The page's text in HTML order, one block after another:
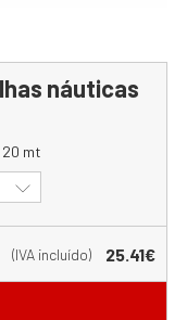
náuticas
mt
(IVA incluído) 25.41€